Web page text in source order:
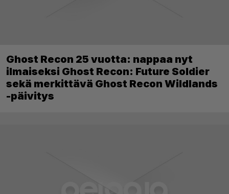
Ghost Recon 25 vuotta: nappaa nyt
ilmaiseksi Ghost Recon: Future Soldier
sekä merkittävä Ghost Recon Wildlands
-päivitys